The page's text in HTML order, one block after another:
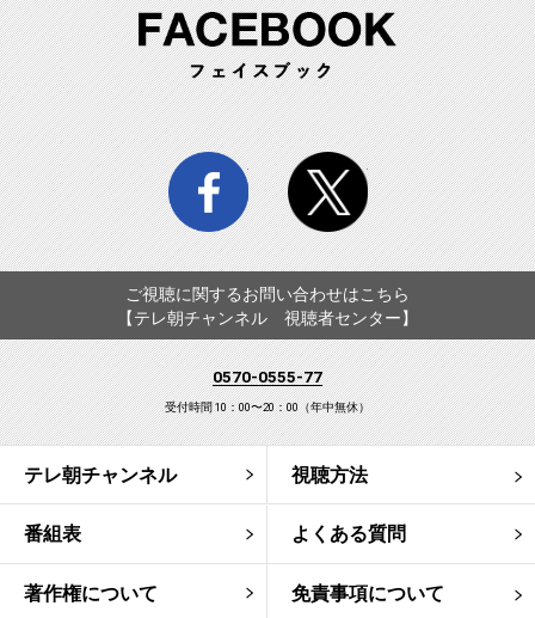
facebook twitter
ご視聴に関するお問い合わせはこちら
【テレ朝チャンネル 視聴者センター】
0570-0555-77
受付時間 10：00〜20：00（年中無休）
テレ朝チャンネル 視聴方法
番組表 よくある質問
著作権について 免責事項について